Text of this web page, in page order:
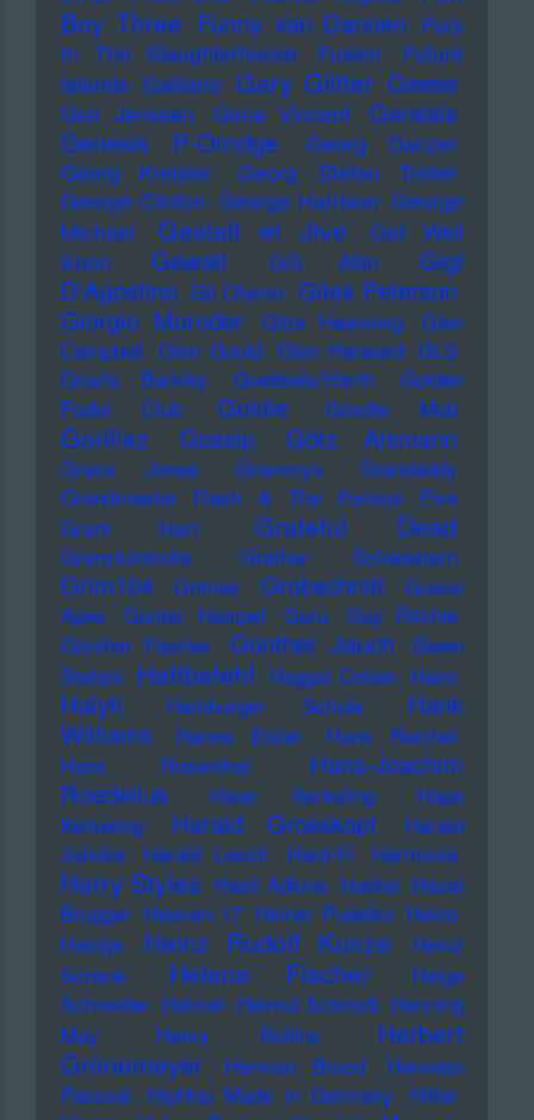
Boy Three Funny van Dannen Fury
In The Slaughterhouse
Fusion
Future
Islands Galliano Gary Glitter Geese
Geir Jenssen Gene Vincent
Genesis
Genesis P-Orridge
Georg Danzer
Georg Kreisler
Georg Stefan Troller
George Clinton George Harrison George
Michael
Gestalt et Jive
Get Well
Soon
Gewalt GG Allin
Gigi
D'Agostino Gil Ofarim Giles Peterson
Giorgio Moroder
Gitte Haenning
Glen
Campbell Glen Gould Glen Hansard GLS
Gnarls Barkley
Goebbels/Harth
Golden
Pudel Club
Goldie Goodie Mob
Gorillaz Gossip Götz Alsmann
Grace Jones Grammys
Grandaddy
Grandmaster Flash & The Furious Five
Grant Hart
Grateful Dead
Grenzkontrolle Grether Schwestern
Grim104 Grimes Grobschnitt
Guano
Apes
Gunter Hampel Guru
Guy Ritchie
Günther Fischer
Günther Jauch
Gwen
Stefani Haftbefehl Haggai Cohen Haim
Haiyti Hamburger Schule
Hank
Williams
Hanns Eisler
Hans Reichel
Hans Rosenthal
Hans-Joachim
Roedelius
Haoe Kerkeling
Hape
Kerkeling
Harald Grosskopf
Harald
Juhnke
Harald Lesch Hard-Fi Harmonia
Harry Styles Hasil Adkins Hattler Hazel
Brugger Heaven 17 Heiner Pudelko Heino
Heintje
Heinz Rudolf Kunze
Heinz
Schenk
Helene Fischer
Helge
Schneider Helmet Helmut Schmidt Henning
May
Henry Rollins
Herbert
Grönemeyer
Herman Brood
Hermeto
Pascoal
HipHop Made in Germany
Hitler